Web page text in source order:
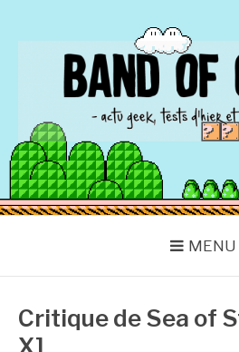
BAND OF
Actu Geek d'hier et d'aujourd'hui
MENU
Critique de Sea of
X]